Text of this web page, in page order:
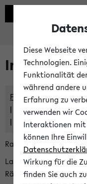
Im eKVV
Freie Räume und
Hinweise der
Raumanfragen:
Lassen Sie sich alle
Räumen mit
Diese Webseite
Technologien.
Funktionalität
während andere
Erfahrung zu
verwenden wir
Interaktionen mit
können Ihre
Wirkung für die
finden Sie auch